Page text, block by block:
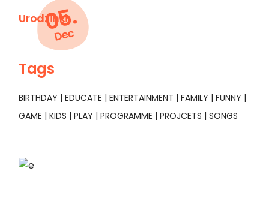
05.
Dec
Urodzinki
Tags
BIRTHDAY EDUCATE ENTERTAINMENT FAMILY
FUNNY
GAME
KIDS PLAY PROGRAMME PROJCETS SONGS